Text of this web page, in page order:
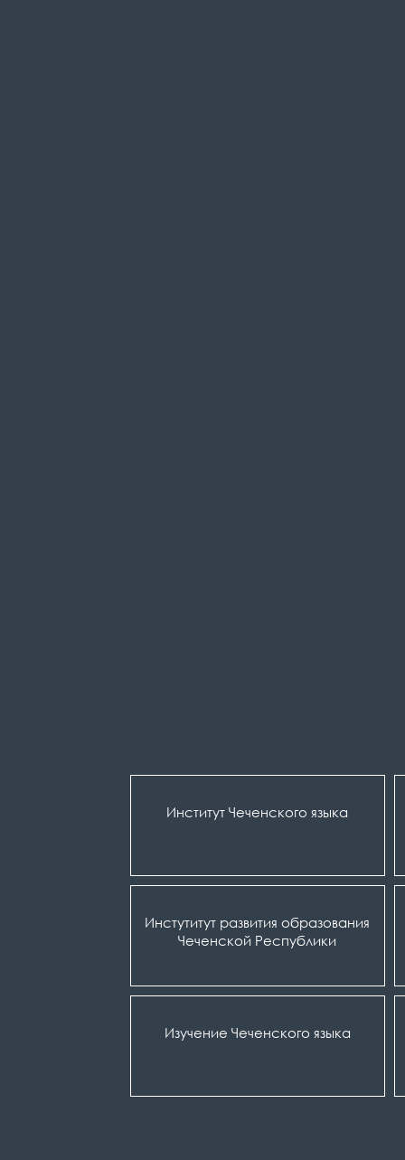
Институт Чеченского языка
Инстутитут развития образования
Чеченской Республики
Изучение Чеченского языка